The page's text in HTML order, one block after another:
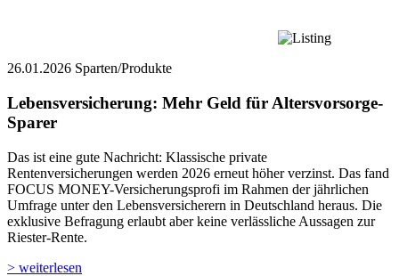
26.01.2026 Sparten/Produkte
Lebensversicherung: Mehr Geld für Altersvorsorge-
Sparer
Das ist eine gute Nachricht: Klassische private
Rentenversicherungen werden 2026 erneut höher verzinst. Das fand
FOCUS MONEY-Versicherungsprofi im Rahmen der jährlichen
Umfrage unter den Lebensversicherern in Deutschland heraus. Die
exklusive Befragung erlaubt aber keine verlässliche Aussagen zur
Riester-Rente.
> weiterlesen